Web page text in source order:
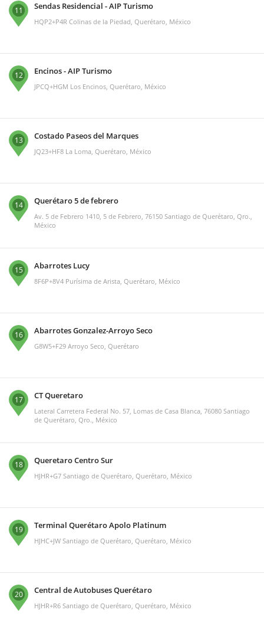
11 Sendas Residencial - AIP Turismo
HQP2+P4R Colinas de la Piedad, Querétaro, México
12 Encinos - AIP Turismo
JPCQ+HGM Los Encinos, Querétaro, México
13 Costado Paseos del Marques
JQ23+HF8 La Loma, Querétaro, México
14 Querétaro 5 de febrero
Av. 5 de Febrero 1410, 5 de Febrero, 76150 Santiago de Querétaro, Qro.,
México
15 Abarrotes Lucy
8F6P+8V4 Purísima de Arista, Querétaro, México
16 Abarrotes Gonzalez-Arroyo Seco
G8W5+F29 Arroyo Seco, Querétaro
17 CT Queretaro
Lateral Carretera Federal No. 57, Lomas de Casa Blanca, 76080 Santiago
de Querétaro, Qro., México
18 Queretaro Centro Sur
HJHR+G7 Santiago de Querétaro, Querétaro, México
19 Terminal Querétaro Apolo Platinum
HJHC+JW Santiago de Querétaro, Querétaro, México
20 Central de Autobuses Querétaro
HJHR+R6 Santiago de Querétaro, Querétaro, México